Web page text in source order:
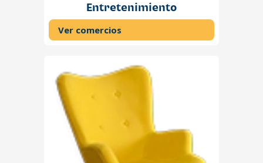
Entretenimiento
Ver comercios